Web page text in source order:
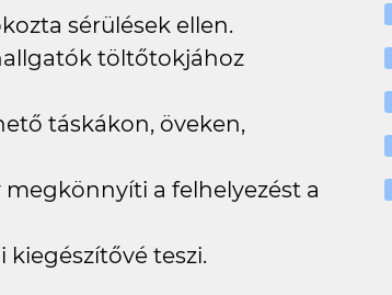
sérülések ellen.
töltőtokjához
táskákon, öveken,
a felhelyezést a
kiegészítővé teszi.